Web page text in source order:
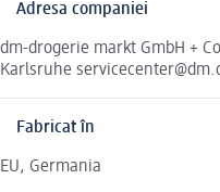
Adresa companiei
dm-drogerie markt GmbH +
Karlsruhe
Fabricat în
EU, Germania